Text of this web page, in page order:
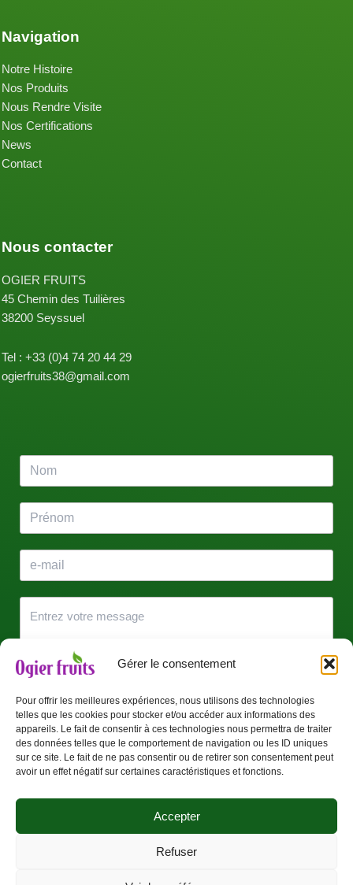
Gérer le consentement
Pour offrir les meilleures expériences, nous utilisons des technologies
telles que les cookies pour stocker et/ou accéder aux informations des
appareils. Le fait de consentir à ces technologies nous permettra de traiter
des données telles que le comportement de navigation ou les ID uniques
sur ce site. Le fait de ne pas consentir ou de retirer son consentement peut
avoir un effet négatif sur certaines caractéristiques et fonctions.
Accepter
Refuser
Navigation
Notre Histoire
Nos Produits
Nous Rendre Visite
Nos Certifications
News
Contact
Nous contacter
OGIER FRUITS
45 Chemin des Tuilières
38200 Seyssuel
Tel : +33 (0)4 74 20 44 29
ogierfruits38@gmail.com
J’accepte que mes données soient utilisées pour être
recontacté(e).